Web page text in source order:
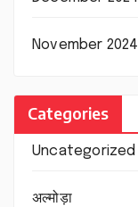
November 2024
Categories
Uncategorized
अल्मोड़ा